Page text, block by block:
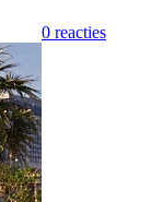
0 reacties